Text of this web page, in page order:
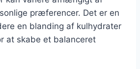
præferencer. Det er en
en blanding af kulhydrater
at skabe et balanceret